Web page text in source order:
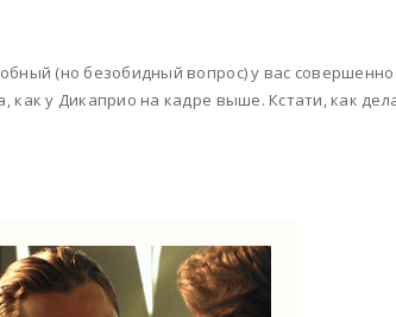
(но безобидный вопрос) у вас
как у Дикаприо на кадре выше. Кстати, как